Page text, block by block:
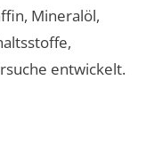
Mineralöl,
entwickelt.